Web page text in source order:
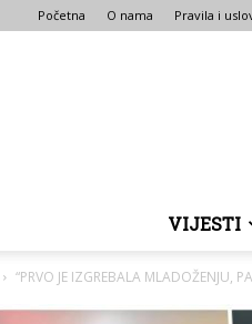
Početna O nama Pravila i
VIJESTI
“PRVO JE IZGREBALA MLADOŽENJU,